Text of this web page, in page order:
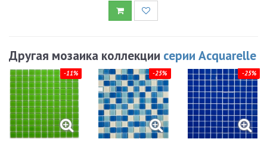
Другая мозаика коллекции серии Acquarelle
-11% -25% -25%